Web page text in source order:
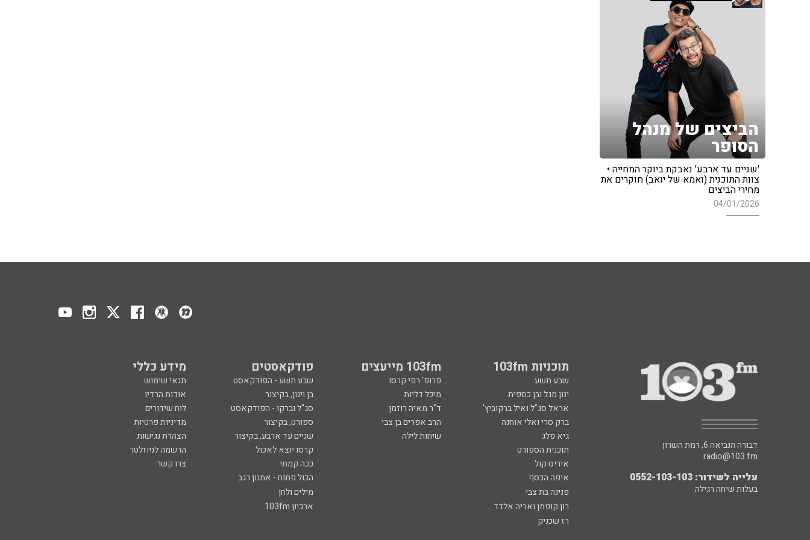
הביצים של מנהל
הסופר
'שניים עד ארבע' נאבקת ביוקר המחייה •
צוות התוכנית (ואמא של יואב) חוקרים את
מחירי הביצים
04/01/2026
תוכניות 103fm 103fm מייעצים פודקאסטים מידע כללי
שבע תשע פרופ' רפי קרסו שבע תשע - הפודקאסט
תנאי שימוש
ינון מגל ובן כספית
מיכל דליות בן וינון, בקיצור
אודות הרדיו
אראל סג"ל ואיל ברקוביץ'
ד"ר מאיה רוזמן סג"ל וברקו - הפודקאסט
לוח שידורים
ברק סרי ואלי אוחנה
הרב אפרים בן צבי ספורט, בקיצור
מדיניות פרטיות
גיא פלג
שיחות לילה שניים עד ארבע, בקיצור
הצהרת נגישות
תוכנית הספורט
קרסו יוצא לאכול
הרשמה לניוזלטר
איריס קול
ככה קמתי
צרו קשר
איפה הכסף
הכול פתוח - אמנון רגב
פנינה בת צבי
מילים ולחן
רון קופמן ואריה אלדד
ארכיון 103fm
רז שכניק
דבורה הנביאה 6, רמת השרון
radio@103.fm
עלייה לשידור: 0552-103-103
בעלות שיחה רגילה